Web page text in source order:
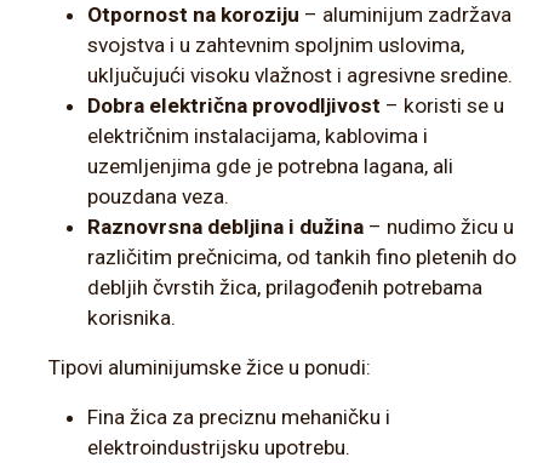
Otpornost na koroziju – aluminijum zadržava
svojstva i u zahtevnim spoljnim uslovima,
uključujući visoku vlažnost i agresivne sredine.
Dobra električna provodljivost – koristi se u
električnim instalacijama, kablovima i
uzemljenjima gde je potrebna lagana, ali
pouzdana veza.
Raznovrsna debljina i dužina – nudimo žicu u
različitim prečnicima, od tankih fino pletenih do
debljih čvrstih žica, prilagođenih potrebama
korisnika.
Tipovi aluminijumske žice u ponudi:
Fina žica za preciznu mehaničku i
elektroindustrijsku upotrebu.